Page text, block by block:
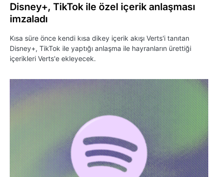
Disney+, TikTok ile özel içerik anlaşması
imzaladı
Kısa süre önce kendi kısa dikey içerik akışı Verts'i tanıtan
Disney+, TikTok ile yaptığı anlaşma ile hayranların ürettiği
içerikleri Verts'e ekleyecek.